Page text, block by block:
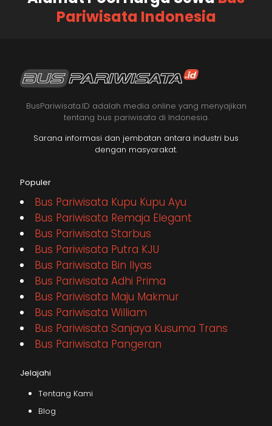
Pariwisata Indonesia
BusPariwisata.ID adalah media online yang menyajikan
tentang bus pariwisata di Indonesia.
Sarana informasi dan jembatan antara industri bus
dengan masyarakat.
Populer
Bus Pariwisata Kupu Kupu Ayu
Bus Pariwisata Remaja Elegant
Bus Pariwisata Starbus
Bus Pariwisata Putra KJU
Bus Pariwisata Bin Ilyas
Bus Pariwisata Adhi Prima
Bus Pariwisata Maju Makmur
Bus Pariwisata William
Bus Pariwisata Sanjaya Kusuma Trans
Bus Pariwisata Pangeran
Jelajahi
Tentang Kami
Blog